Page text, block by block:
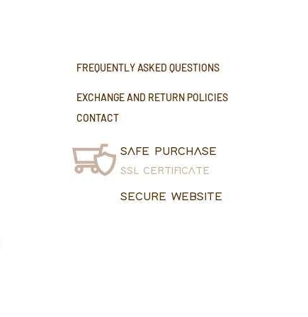
FREQUENTLY ASKED QUESTIONS
EXCHANGE AND RETURN POLICIES
CONTACT
SAFE PURCHASE
SSL CERTIFICATE
SECURE WEBSITE